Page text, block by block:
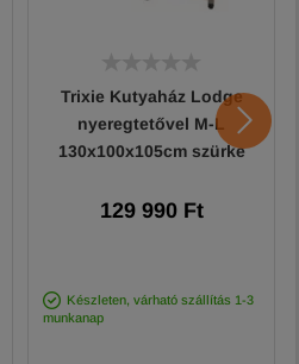
Trixie Kutyaház Lodge
nyeregtetővel M-L
130x100x105cm szürke
129 990 Ft
Készleten, várható szállítás 1-3
munkanap